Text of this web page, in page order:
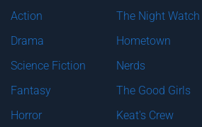
Action
Drama
Science Fiction
Fantasy
Horror
The Night Watch
Hometown
Nerds
The Good Girls
Keat's Crew